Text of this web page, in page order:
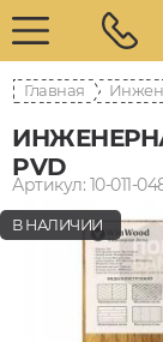
Главная
PVD
Артикул: 10-011-
В НАЛИЧИИ